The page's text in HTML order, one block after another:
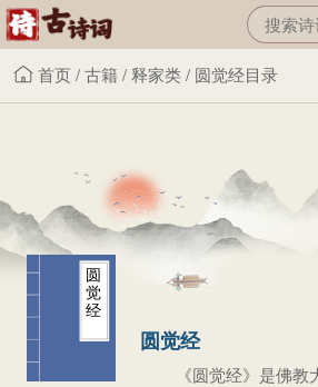
首页/古籍 /释家类/ 圆觉经目录
圆
觉
经
圆觉经
《圆觉经》是佛教